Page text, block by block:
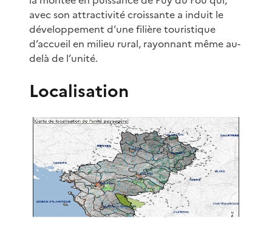
avec son attractivité croissante a induit le
développement d’une filière touristique
d’accueil en milieu rural, rayonnant même au-
delà de l’unité.
Localisation